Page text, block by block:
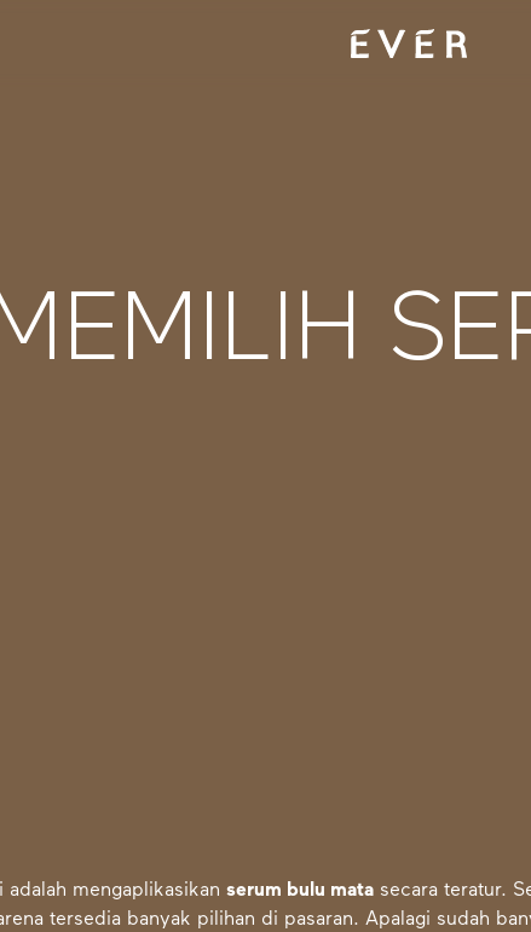
adalah mengaplikasikanserum bulu mata secara teratur.
tersedia banyak pilihan di pasaran. Apalagi sudah